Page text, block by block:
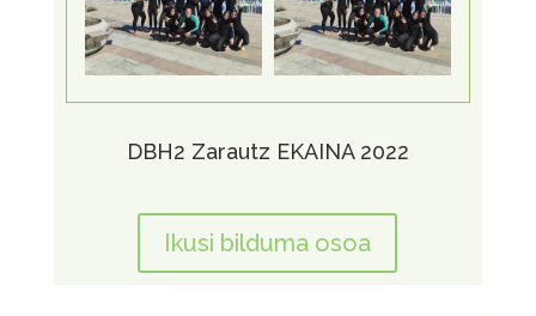
DBH2 Zarautz EKAINA 2022
Ikusi bilduma osoa